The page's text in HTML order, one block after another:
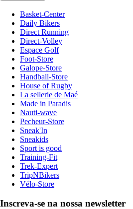
Basket-Center
Daily Bikers
Direct Running
Direct-Volley
Espace Golf
Foot-Store
Galope-Store
Handball-Store
House of Rugby
La sellerie de Maé
Made in Paradis
Nauti-wave
Pecheur-Store
Sneak'In
Sneakids
Sport is good
Training-Fit
Trek-Expert
TripNBikers
Vélo-Store
Inscreva-se na nossa newsletter